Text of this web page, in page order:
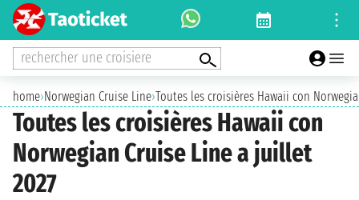
rechercher une croisiere
home›Norwegian Cruise Line›Toutes les croisières Hawaii con
Toutes les croisières Hawaii con
Norwegian Cruise Line a juillet
2027